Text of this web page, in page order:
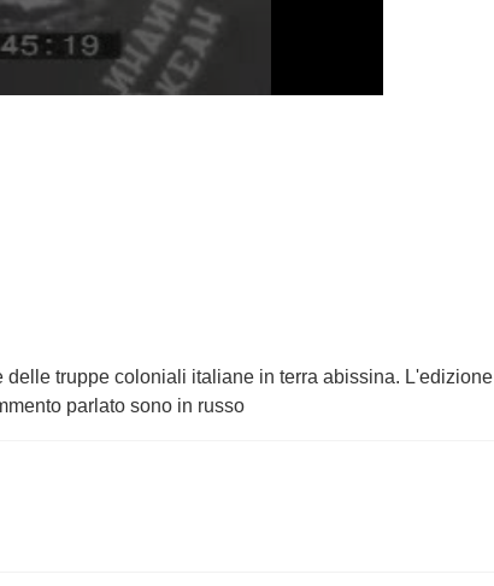
truppe coloniali italiane in terra abissina. L'edizione
parlato sono in russo